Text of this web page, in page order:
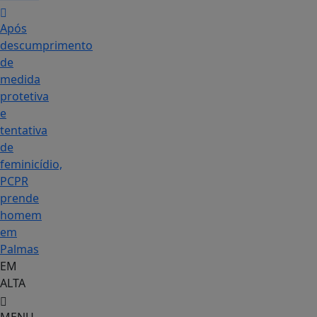
Após
descumprimento
de
medida
protetiva
e
tentativa
de
feminicídio,
PCPR
prende
homem
em
Palmas
EM
ALTA